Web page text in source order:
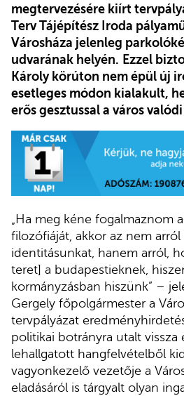
megtervezésére kiírt
Terv Tájépítész Iroda
Városháza jelenleg
udvarának helyén. Ezzel
Károly körúton nem épül új
esetleges módon kialakult,
erős gesztussal a város
„Ha meg kéne fogalmaznom
filozófiáját, akkor az nem
identitásunkat, hanem arról,
teret] a budapestieknek,
kormányzásban hiszünk” –
Gergely főpolgármester a
tervpályázat
politikai botrányra utalt vissza
lehallgatott hangfelvételből
vagyonkezelő vezetője a
eladásáról is tárgyalt olyan